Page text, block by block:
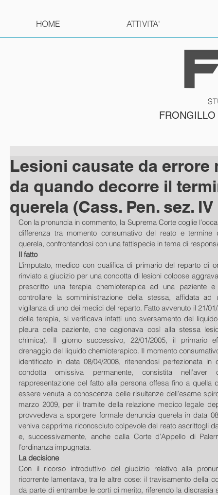
HOME ATTIVITA'
Lesioni causate da errore
da quando decorre il
querela (Cass. Pen. sez.
Con la pronuncia in commento, la Suprema Corte coglie
differenza tra momento consumativo del reato e termine
querela, confrontandosi con una fattispecie in tema di
Il fatto
L’imputato, medico con qualifica di primario del reparto di
rinviato a giudizio per una condotta di lesioni colpose
prescritto una terapia chemioterapica ad una paziente e
controllare la somministrazione della stessa, affidata ad
vigilanza di uno dei medici del reparto. Fatto avvenuto il 21/
della terapia, si verificava infatti uno sversamento del
pleura della paziente, che cagionava così alla stessa
chimica). Il giorno successivo, 22/01/2005, il primario
drenaggio del liquido chemioterapico. Il momento
identificato in data 08/04/2008, ritenendosi perfezionata in
condotta omissiva permanente, consistita
rappresentazione del fatto alla persona offesa fino a quella
essere venuta a conoscenza delle risultanze dell’esame
marzo 2009, per il tramite della relazione medico legale
provvedeva a sporgere formale denuncia querela in data
veniva dapprima riconosciuto colpevole del reato ascrittogli
e, successivamente, anche dalla Corte d’Appello di
l’ordinanza impugnata.
La decisione
Con il ricorso introduttivo del giudizio relativo alla
ricorrente lamentava, tra le altre cose: il travisamento della
da parte di entrambe le corti di merito, riferendo la discrasia